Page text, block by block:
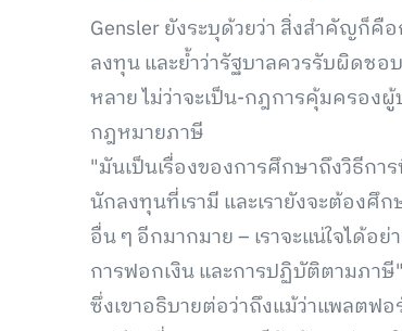
Gensler ยังระบุด้วยว่า สิ่งสำคัญก็คื
ลงทุน และย้ำว่ารัฐบาลควรรับผิดช
หลาย ไม่ว่าจะเป็น-กฎการคุ้มครอง
กฎหมายภาษี
"มันเป็นเรื่องของการศึกษาถึงวิธีก
นักลงทุนที่เรามี และเรายังจะต้องศึ
อื่น ๆ อีกมากมาย – เราจะแน่ใจได้อ
การฟอกเงิน และการปฏิบัติตามภาษี"
ซึ่งเขาอธิบายต่อว่าถึงแม้ว่าแพลตฟ